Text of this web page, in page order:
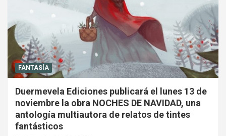
FANTASÍA
Duermevela Ediciones publicará el lunes 13 de
noviembre la obra NOCHES DE NAVIDAD, una
antología multiautora de relatos de tintes
fantásticos